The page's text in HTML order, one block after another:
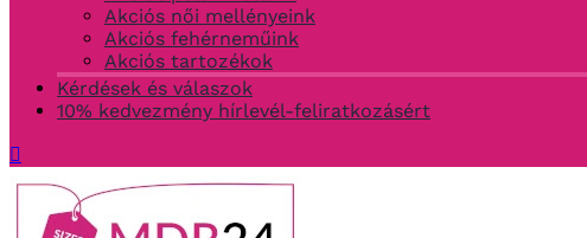
Akciós női mellényeink
Akciós fehérneműink
Akciós tartozékok
Kérdések és válaszok
10% kedvezmény hírlevél-feliratkozásért
